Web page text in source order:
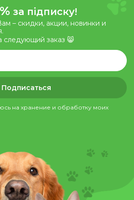
за підписку!
– скидки, акции, новинки и
следующий заказ 😸
Подписаться
на хранение и обработку моих